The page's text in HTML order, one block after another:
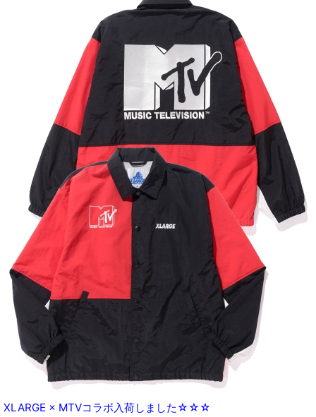
XLARGE × MTVコラボ入荷しました☆☆☆